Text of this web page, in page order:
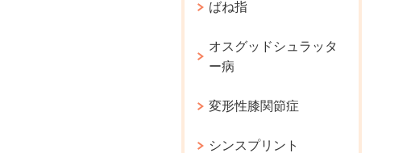
ばね指
オスグッドシュラッタ
ー病
変形性膝関節症
シンスプリント